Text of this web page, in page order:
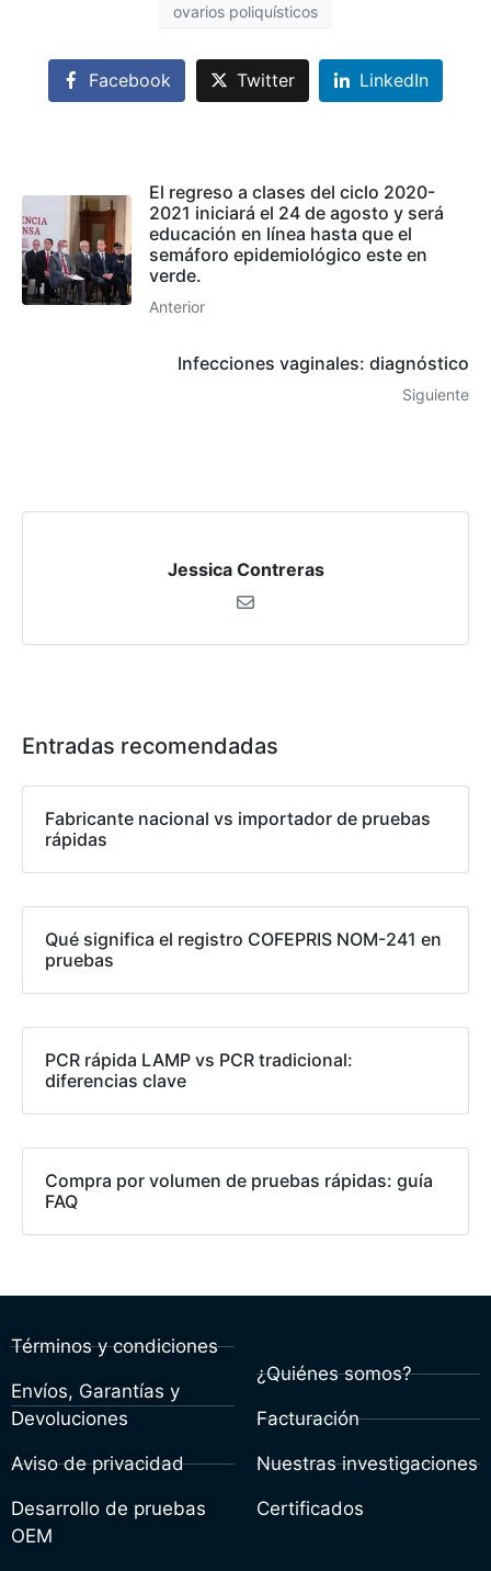
ovarios poliquísticos
Facebook Twitter LinkedIn
El regreso a clases del ciclo 2020-
2021 iniciará el 24 de agosto y será
educación en línea hasta que el
semáforo epidemiológico este en
verde.
Anterior
Infecciones vaginales: diagnóstico
Siguiente
Jessica Contreras
Entradas recomendadas
Fabricante nacional vs importador de pruebas
rápidas
Qué significa el registro COFEPRIS NOM-241 en
pruebas
PCR rápida LAMP vs PCR tradicional:
diferencias clave
Compra por volumen de pruebas rápidas: guía
FAQ
Términos y condiciones
Envíos, Garantías y
Devoluciones
Aviso de privacidad
Desarrollo de pruebas
OEM
¿Quiénes somos?
Facturación
Nuestras investigaciones
Certificados